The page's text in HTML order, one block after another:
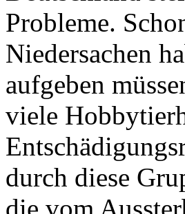
Probleme.
Niedersachen
aufgeben
viele
durch diese